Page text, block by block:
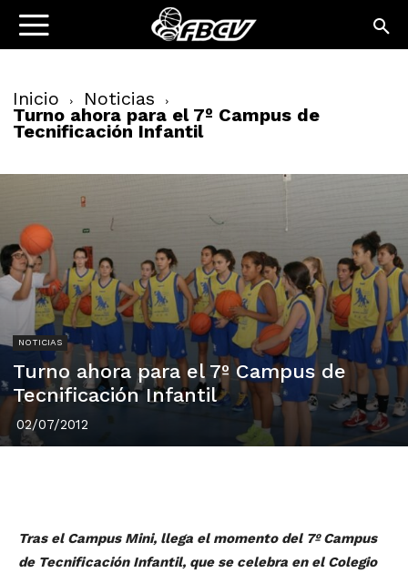
Inicio Noticias
Turno ahora para el 7º Campus de
Tecnificación Infantil
NOTICIAS
Turno ahora para el 7º Campus de
Tecnificación Infantil
02/07/2012
Tras el Campus Mini, llega el momento del 7º Campus
de Tecnificación Infantil, que se celebra en el Colegio